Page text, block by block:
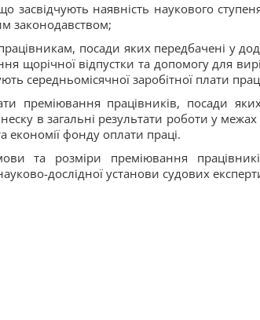
засвідчують наявність наукового
законодавством;
посади яких передбачені у
щорічної відпустки та допомогу для
середньомісячної заробітної плати
преміювання працівників, посади
в загальні результати роботи у
економії фонду оплати праці.
та розміри преміювання
дослідної установи судових